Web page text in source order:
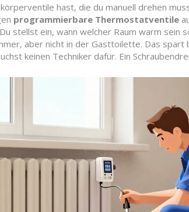
hast, die du manuell drehen
programmierbare Thermostatventile
stellst ein, wann welcher Raum warm sein
aber nicht in der Gasttoilette. Das spart
keinen Techniker dafür. Ein